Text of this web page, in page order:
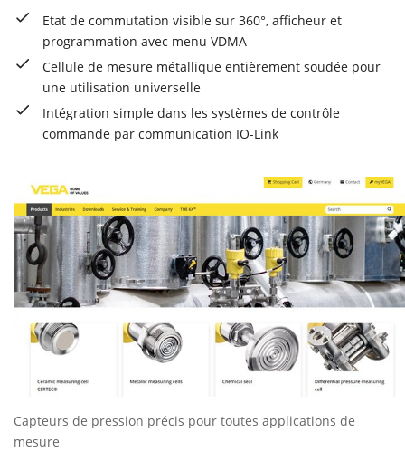
Etat de commutation visible sur 360°, afficheur et
programmation avec menu VDMA
Cellule de mesure métallique entièrement soudée pour
une utilisation universelle
Intégration simple dans les systèmes de contrôle
commande par communication IO-Link
Capteurs de pression précis pour toutes applications de
mesure